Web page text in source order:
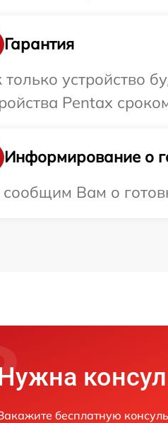
Гарантия
только устройство
Pentax
Информирование о
Вам о
бесплатную